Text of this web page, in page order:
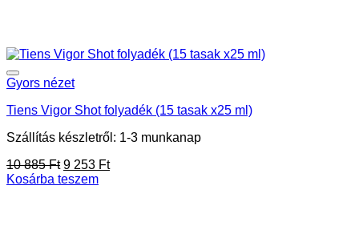
Gyors nézet
Tiens Vigor Shot folyadék (15 tasak x25 ml)
Szállítás készletről: 1-3 munkanap
10 885Ft Original
price
9 253 FtCurrent
Kosárba teszem